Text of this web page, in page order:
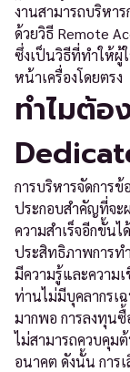
งานสามารถบริหาร
ด้วยวิธี Remote
ซึ่งเป็นวิธีที่ทำให้ผู้
หน้าเครื่องโดยตรง
ทำไมต้อ
การบริหารจัดการ
ประกอบสำคัญที่จะ
ความสำเร็จอีกขั้น
ประสิทธิภาพการท
มีความรู้และความ
ท่านไม่มีบุคลากรเ
มากพอ การลงทุนซื้
ไม่สามารถควบคุม
อนาคต ดังนั้น การ